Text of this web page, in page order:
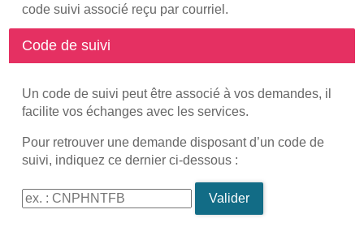
code suivi associé reçu par courriel.
Code de suivi
Un code de suivi peut être associé à vos demandes, il
facilite vos échanges avec les services.
Pour retrouver une demande disposant d’un code de
suivi, indiquez ce dernier ci-dessous :
Code de suivi
Valider